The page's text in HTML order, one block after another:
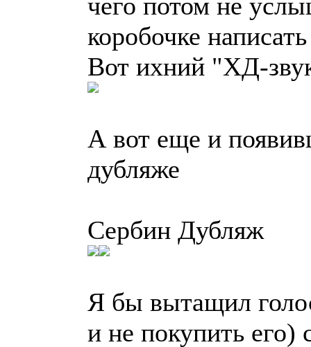
коробочке
Вот ихний "ХД-
А вот еще и
дубляже
Сербин Дубляж
Я бы вытащил
и не покупить